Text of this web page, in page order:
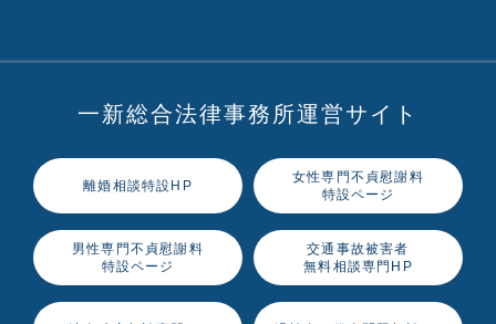
一新総合法律事務所運営サイト
離婚相談特設HP
女性専門不貞慰謝料
特設ページ
男性専門不貞慰謝料
特設ページ
交通事故被害者
無料相談専門HP